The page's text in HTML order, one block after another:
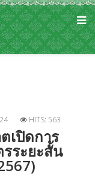
HITS: 563
เปิดการ
ระยะสั้น